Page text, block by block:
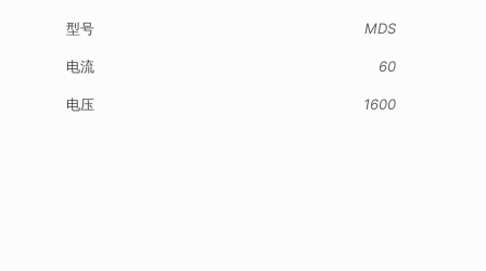
型号 MDS
电流 60
电压 1600